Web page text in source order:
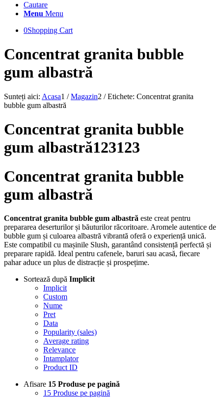
Cautare
Menu Menu
0Shopping Cart
Concentrat granita bubble
gum albastră
Sunteți aici: Acasa1 / Magazin2 / Etichete: Concentrat granita
bubble gum albastră
Concentrat granita bubble
gum albastră123123
Concentrat granita bubble
gum albastră
Concentrat granita bubble gum albastră este creat pentru
prepararea deserturilor și băuturilor răcoritoare. Aromele autentice de
bubble gum și culoarea albastră vibrantă oferă o experiență unică.
Este compatibil cu mașinile Slush, garantând consistență perfectă și
preparare rapidă. Ideal pentru cafenele, baruri sau acasă, fiecare
pahar aduce un plus de distracție și prospețime.
Sortează după Implicit
Implicit
Custom
Nume
Pret
Data
Popularity (sales)
Average rating
Relevance
Intamplator
Product ID
Afisare 15 Produse pe pagină
15 Produse pe pagină